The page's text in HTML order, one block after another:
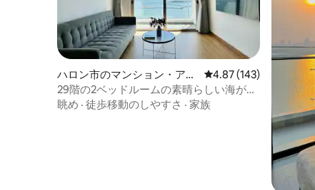
ハロン市のマンション・アパ
ート
レビュー143件、5つ星
4.87 (143)
29階の2ベッドルームの素晴らしい海が見
えるアパート - ハロンの中心部に滞在！
眺め · 徒歩移動のしやすさ · 家族